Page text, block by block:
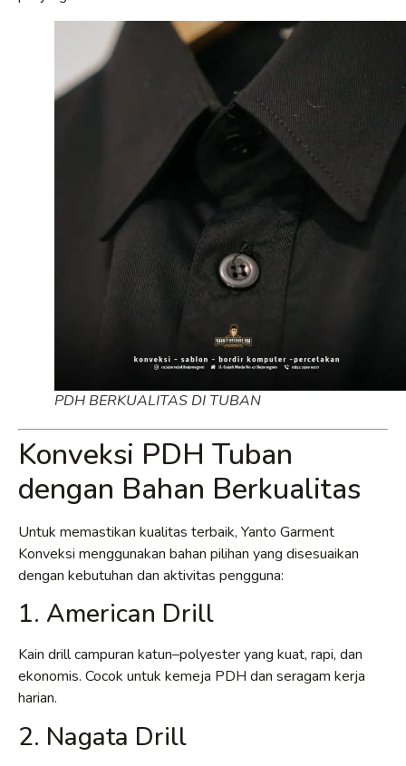
PDH BERKUALITAS DI TUBAN
Konveksi PDH Tuban
dengan Bahan Berkualitas
Untuk memastikan kualitas terbaik, Yanto Garment
Konveksi menggunakan bahan pilihan yang disesuaikan
dengan kebutuhan dan aktivitas pengguna:
1. American Drill
Kain drill campuran katun–polyester yang kuat, rapi, dan
ekonomis. Cocok untuk kemeja PDH dan seragam kerja
harian.
2. Nagata Drill